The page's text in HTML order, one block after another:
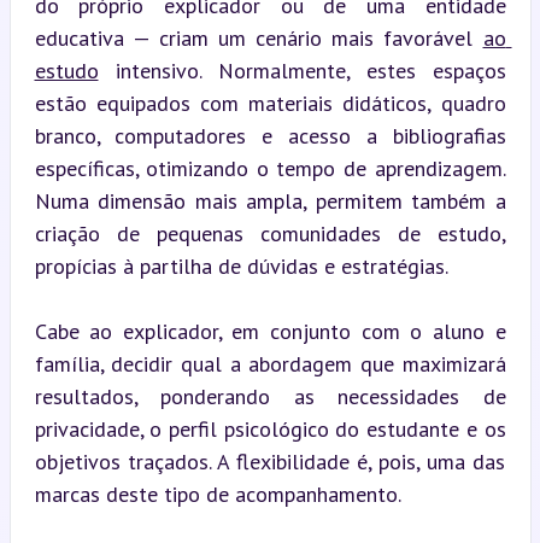
educativa — criam um cenário mais favorável ao
estudo intensivo. Normalmente, estes espaços
estão equipados com materiais didáticos, quadro
branco, computadores e acesso a bibliografias
específicas, otimizando o tempo de aprendizagem.
Numa dimensão mais ampla, permitem também a
criação de pequenas comunidades de estudo,
propícias à partilha de dúvidas e estratégias.
Cabe ao explicador, em conjunto com o aluno e
família, decidir qual a abordagem que maximizará
resultados, ponderando as necessidades de
privacidade, o perfil psicológico do estudante e os
objetivos traçados. A flexibilidade é, pois, uma das
marcas deste tipo de acompanhamento.